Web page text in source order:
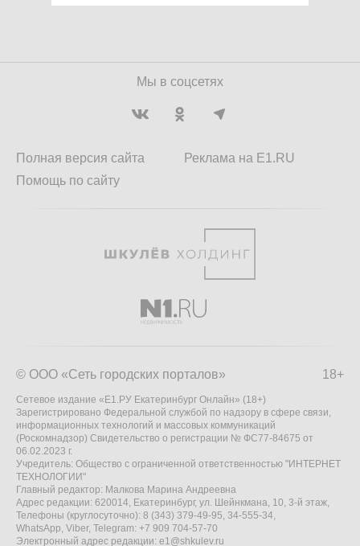
Мы в соцсетях
Полная версия сайта
Помощь по сайту
Реклама на E1.RU
18+
© ООО «Сеть городских порталов»
Сетевое издание «Е1.РУ Екатеринбург Онлайн» (18+)
Зарегистрировано Федеральной службой по надзору в сфере связи,
информационных технологий и массовых коммуникаций
(Роскомнадзор) Свидетельство о регистрации № ФС77-84675 от
06.02.2023 г.
Учредитель: Общество с ограниченной ответственностью "ИНТЕРНЕТ
ТЕХНОЛОГИИ"
Главный редактор: Малкова Марина Андреевна
Адрес редакции: 620014, Екатеринбург, ул. Шейнкмана, 10, 3-й этаж,
Телефоны (круглосуточно): 8 (343) 379-49-95, 34-555-34,
WhatsApp, Viber, Telegram: +7 909 704-57-70
Электронный адрес редакции: e1@shkulev.ru